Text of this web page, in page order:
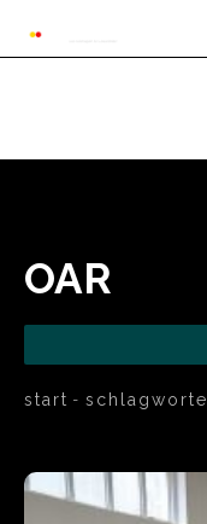
OAR
start schlagworte